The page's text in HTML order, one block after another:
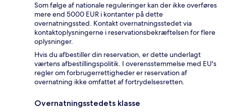
Som følge af nationale reguleringer kan der ikke overføres
mere end 5000 EUR i kontanter på dette
overnatningssted. Kontakt overnatningsstedet via
kontaktoplysningerne i reservationsbekræftelsen for flere
oplysninger.
Hvis du afbestiller din reservation, er dette underlagt
værtens afbestillingspolitik. I overensstemmelse med EU's
regler om forbrugerrettigheder er reservation af
overnatning ikke omfattet af fortrydelsesretten.
Overnatningsstedets klasse